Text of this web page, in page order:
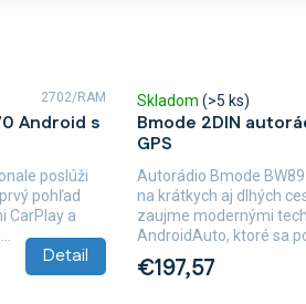
Android s
Detail
poslúži
pohľad
CarPlay a
2702/RAM
Bmode 2DIN
GPS
Skladom (>5 ks)
€197,57
Autorádio Bmode
na krátkych aj dlhých
zaujme modernými
AndroidAuto, ktoré sa